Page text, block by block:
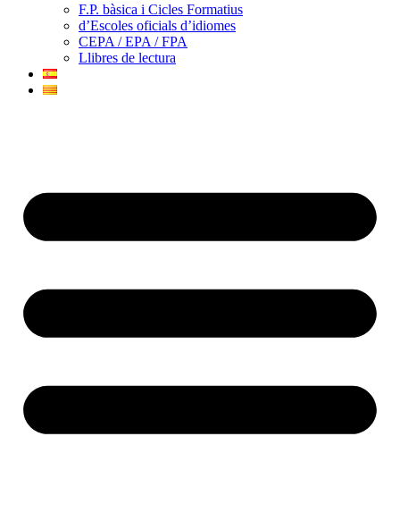
F.P. bàsica i Cicles Formatius
d’Escoles oficials d’idiomes
CEPA / EPA / FPA
Llibres de lectura